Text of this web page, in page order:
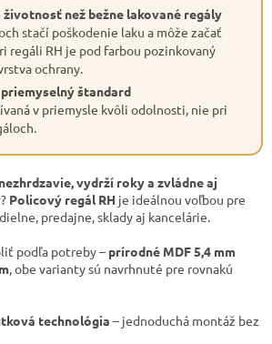
životnosť než bežne lakované regály
stačí poškodenie laku a môže začať
regáli RH je pod farbou pozinkovaný
ochrany.
štandard
v priemysle kvôli odolnosti, nie pri
nezhrdzavie, vydrží roky a zvládne aj
? Policový regál RH je ideálnou voľbou pre
predajne, sklady aj kancelárie.
podľa potreby – prírodné MDF 5,4 mm
, obe varianty sú navrhnuté pre rovnakú
technológia – jednoduchá montáž bez